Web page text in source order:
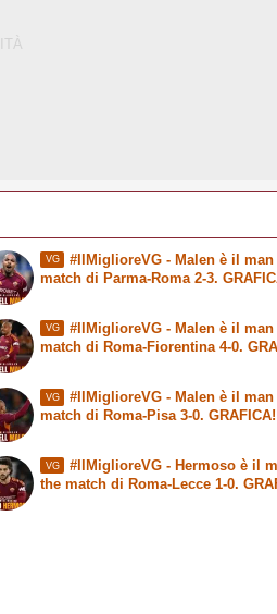
VG
#IlMiglioreVG - Malen è il man
match di Parma-Roma 2-3.
VG
#IlMiglioreVG - Malen è il man
match di Roma-Fiorentina 4-0.
VG
#IlMiglioreVG - Malen è il man
match di Roma-Pisa 3-0. GRAFICA!
VG
#IlMiglioreVG - Hermoso è il
the match di Roma-Lecce 1-0.